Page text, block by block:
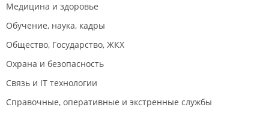
Медицина и здоровье
Обучение, наука, кадры
Общество, Государство, ЖКХ
Охрана и безопасность
Связь и IT технологии
Справочные, оперативные и экстренные службы